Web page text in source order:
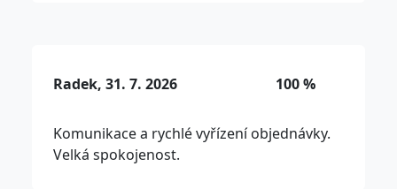
Radek, 31. 7. 2026 100 %
Komunikace a rychlé vyřízení objednávky.
Velká spokojenost.